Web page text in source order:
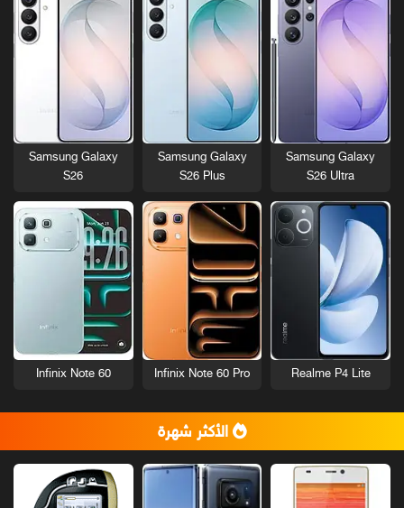
Samsung Galaxy
S26 Ultra
Samsung Galaxy
S26 Plus
Samsung Galaxy
S26
Realme P4 Lite
Infinix Note 60 Pro
Infinix Note 60
الأكثر شهرة